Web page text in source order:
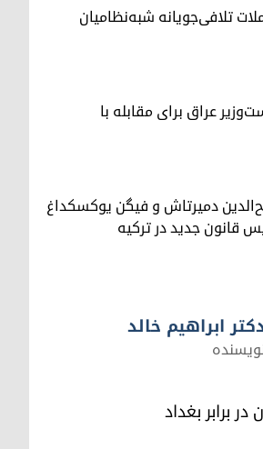
تلافی‌جویانه شبه‌نظامیان
عراق برای مقابله با
دمیرتاش و فیگن یوکسکداغ
قانون جدید در ترکیه
ابراهیم خالد
برابر بغداد